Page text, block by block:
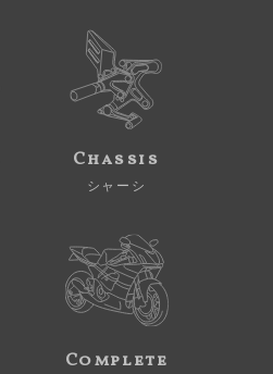
Chassis
シャーシ
Complete